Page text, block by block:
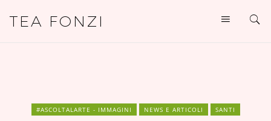
TEA FONZI
#ASCOLTALARTE - IMMAGINI NEWS E ARTICOLI SANTI